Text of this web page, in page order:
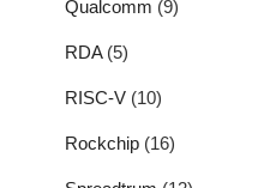
Qualcomm (9)
RDA(5)
RISC-V (10)
Rockchip (16)